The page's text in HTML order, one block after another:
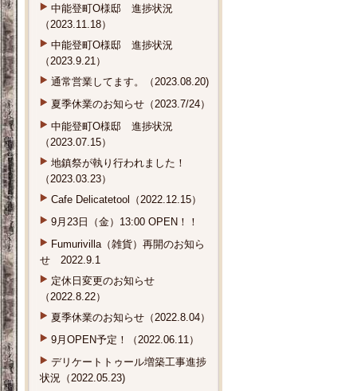
中能登町O様邸 進捗状況
（2023.11.18）
中能登町O様邸 進捗状況
（2023.9.21）
通常営業してます。（2023.08.20)
夏季休業のお知らせ（2023.7/24）
中能登町O様邸 進捗状況
（2023.07.15）
地鎮祭が執り行われました！
（2023.03.23）
Cafe Delicatetool（2022.12.15）
9月23日（金）13:00 OPEN！！
Fumurivilla（雑貨）再開のお知ら
せ 2022.9.1
定休日変更のお知らせ
（2022.8.22）
夏季休業のお知らせ（2022.8.04）
9月OPEN予定！（2022.06.11）
デリケートトゥール増築工事進捗
状況（2022.05.23)